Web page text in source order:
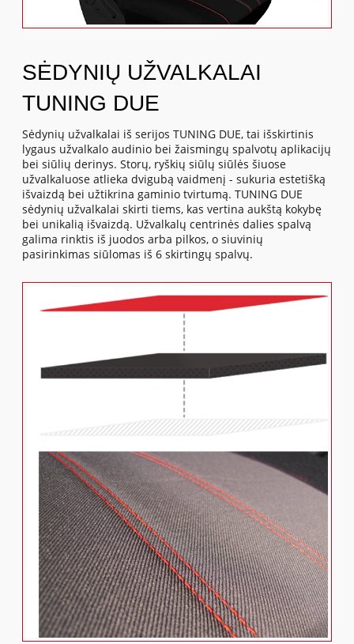
SĖDYNIŲ UŽVALKALAI
TUNING DUE
Sėdynių užvalkalai iš serijos TUNING DUE, tai išskirtinis
lygaus užvalkalo audinio bei žaismingų spalvotų aplikacijų
bei siūlių derinys. Storų, ryškių siūlų siūlės šiuose
užvalkaluose atlieka dvigubą vaidmenį - sukuria estetišką
išvaizdą bei užtikrina gaminio tvirtumą. TUNING DUE
sėdynių užvalkalai skirti tiems, kas vertina aukštą kokybę
bei unikalią išvaizdą. Užvalkalų centrinės dalies spalvą
galima rinktis iš juodos arba pilkos, o siuvinių
pasirinkimas siūlomas iš 6 skirtingų spalvų.